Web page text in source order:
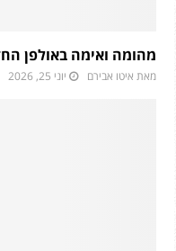
מהומה ואימה באולפן
מאת איטו אבירם יוני 25, 2026